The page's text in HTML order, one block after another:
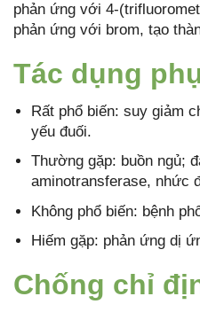
phản ứng với 4-
phản ứng với brom, tạo
Tác dụng
Rất phổ biến: suy giảm
yếu đuối.
Thường gặp: buồn ngủ;
aminotransferase, nhức
Không phổ biến: bệnh
Hiếm gặp: phản ứng dị
Chống chỉ